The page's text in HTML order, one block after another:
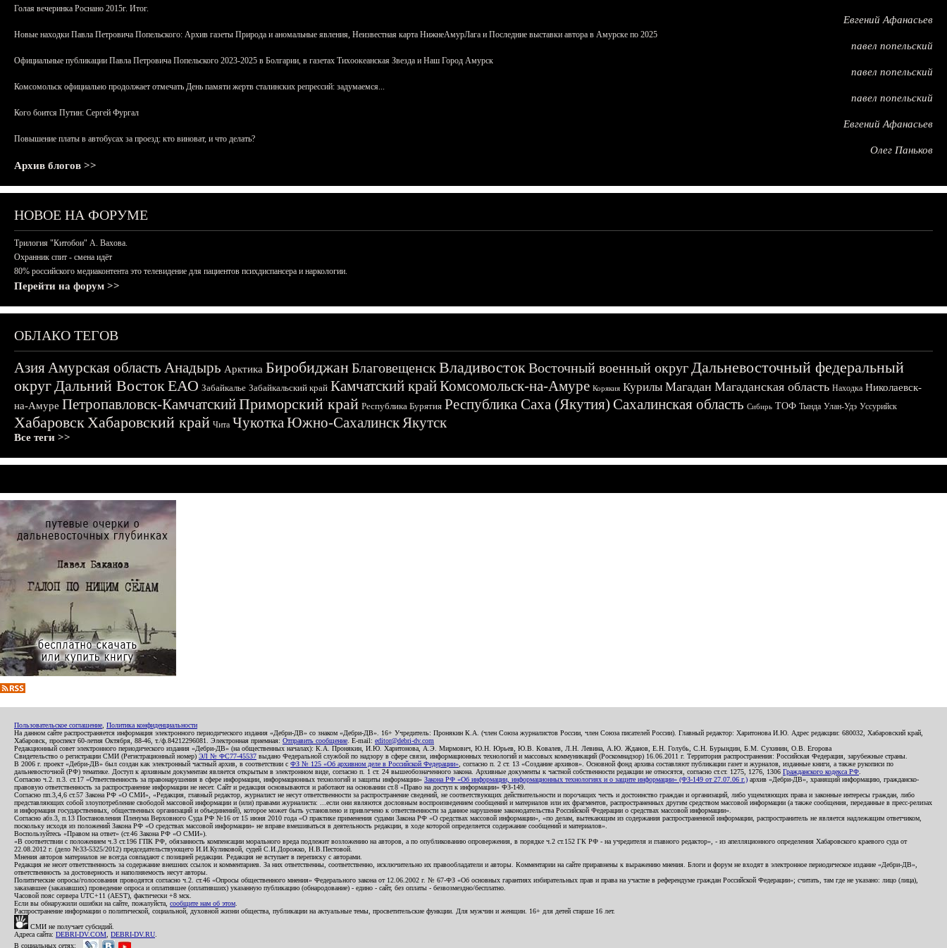
Голая вечеринка Роснано 2015г. Итог.
Евгений Афанасьев
Новые находки Павла Петровича Попельского: Архив газеты Природа и аномальные явления, Неизвестная карта НижнеАмурЛага и Последние выставки автора в Амурске по 2025
павел попельский
Официальные публикации Павла Петровича Попельского 2023-2025 в Болгарии, в газетах Тихоокеанская Звезда и Наш Город Амурск
павел попельский
Комсомольск официально продолжает отмечать День памяти жертв сталинских репрессий: задумаемся...
павел попельский
Кого боится Путин: Сергей Фургал
Евгений Афанасьев
Повышение платы в автобусах за проезд: кто виноват, и что делать?
Олег Паньков
Архив блогов >>
НОВОЕ НА ФОРУМЕ
Трилогия "Китобои" А. Вахова.
Охранник спит - смена идёт
80% российского медиаконтента это телевидение для пациентов психдиспансера и наркологии.
Перейти на форум >>
ОБЛАКО ТЕГОВ
АзияАмурская область Анадырь Арктика БиробиджанБлаговещенскВладивостокВосточный военный округДальневосточный федеральный
округДальний ВостокЕАО Забайкалье Забайкальский край Камчатский крайКомсомольск-на-Амуре Корякия Курилы Магадан Магаданская область Находка Николаевск-
на-Амуре Петропавловск-КамчатскийПриморский край Республика Бурятия Республика Саха (Якутия) Сахалинская область Сибирь ТОФ Тында Улан-Удэ Уссурийск
ХабаровскХабаровский край Чита ЧукоткаЮжно-СахалинскЯкутск
Все теги >>
Пользовательское соглашение Политика конфиденциальности
На данном сайте распространяется информация электронного периодического издания «Дебри-ДВ» со знаком «Дебри-ДВ». 16+ Учредитель: Пронякин К.А. (член Союза журналистов России, член Союза писателей России). Главный редактор: Харитонова И.Ю. Адрес редакции: 680032, Хабаровский край,
Хабаровск, проспект 60-летия Октября, 88-46, т./ф.84212296081. Электронная приемная: Отправить сообщение . E-mail: editor@debri-dv.com
Редакционный совет электронного периодического издания «Дебри-ДВ» (на общественных началах): К.А. Пронякин, И.Ю. Харитонова, А.Э. Мирмович, Ю.Н. Юрьев, Ю.В. Ковалев, Л.Н. Левина, А.Ю. Жданов, Е.Н. Голубь, С.Н. Бурындин, Б.М. Сухинин, О.В. Егорова
Свидетельство о регистрации СМИ (Регистрационный номер) ЭЛ № ФС77-45537 выдано Федеральной службой по надзору в сфере связи, информационных технологий и массовых коммуникаций (Роскомнадзор) 16.06.2011 г. Территория распространения: Российская Федерация, зарубежные страны.
В 2006 г. проект «Дебри-ДВ» был создан как электронный частный архив, в соответствии с ФЗ № 125 «Об архивном деле в Российской Федерации» , согласно п. 2 ст. 13 «Создание архивов». Основной фонд архива составляют публикации газет и журналов, изданные книги, а также рукописи по
дальневосточной (РФ) тематике. Доступ к архивным документам является открытым в электронном виде, согласно п. 1 ст. 24 вышеобозначенного закона. Архивные документы к частной собственности редакции не относятся, согласно ст.ст. 1275, 1276, 1306 Гражданского кодекса РФ
Согласно ч.2. п.3. ст.17 «Ответственность за правонарушения в сфере информации, информационных технологий и защиты информации» Закона РФ «Об информации, информационных технологиях и о защите информации» (ФЗ-149 от 27.07.06 г.) архив «Дебри-ДВ», хранящий информацию, гражданско-
правовую ответственность за распространение информации не несет. Сайт и редакция основываются и работают на основании ст.8 «Право на доступ к информации» ФЗ-149.
Согласно пп.3,4,6 ст.57 Закона РФ «О СМИ», «Редакция, главный редактор, журналист не несут ответственности за распространение сведений, не соответствующих действительности и порочащих честь и достоинство граждан и организаций, либо ущемляющих права и законные интересы граждан, либо
представляющих собой злоупотребление свободой массовой информации и (или) правами журналиста: ...если они являются дословным воспроизведением сообщений и материалов или их фрагментов, распространенных другим средством массовой информации (а также сообщения, переданные в пресс-релизах
и информация государственных, общественных организаций и объединений), которое может быть установлено и привлечено к ответственности за данное нарушение законодательства Российской Федерации о средствах массовой информации».
Согласно абз.3, п.13 Постановления Пленума Верховного Суда РФ №16 от 15 июня 2010 года «О практике применения судами Закона РФ «О средствах массовой информации», «по делам, вытекающим из содержания распространенной информации, распространитель не является надлежащим ответчиком,
поскольку исходя из положений Закона РФ «О средствах массовой информации» не вправе вмешиваться в деятельность редакции, в ходе которой определяется содержание сообщений и материалов».
Воспользуйтесь «Правом на ответ» (ст.46 Закона РФ «О СМИ»).
«В соответствии с положением ч.3 ст.196 ГПК РФ, обязанность компенсации морального вреда подлежит возложению на авторов, а по опубликованию опровержения, в порядке ч.2 ст.152 ГК РФ - на учредителя и главного редактор», - из апелляционного определения Хабаровского краевого суда от
22.08.2012 г. (дело №33-5325/2012) председательствующего И.И.Куликовой, судей С.И.Дорожко, Н.В.Пестовой.
Мнения авторов материалов не всегда совпадают с позицией редакции. Редакция не вступает в переписку с авторами.
Редакция не несет ответственность за содержание внешних ссылок и комментариев. За них ответственны, соответственно, исключительно их правообладатели и авторы. Комментарии на сайте приравнены к выражению мнения. Блоги и форум не входят в электронное периодическое издание «Дебри-ДВ»,
ответственность за достоверность и наполняемость несут авторы.
Политические опросы/голосования проводятся согласно ч.2. ст.46 «Опросы общественного мнения» Федерального закона от 12.06.2002 г. № 67-ФЗ «Об основных гарантиях избирательных прав и права на участие в референдуме граждан Российской Федерации»; считать, там где не указано: лицо (лица),
заказавшее (заказавших) проведение опроса и оплатившее (оплативших) указанную публикацию (обнародование) - едино - сайт, без оплаты - безвозмездно/бесплатно.
Часовой пояс сервера UTC+11 (AEST), фактически +8 мск.
Если вы обнаружили ошибки на сайте, пожалуйста, сообщите нам об этом
Распространение информации о политической, социальной, духовной жизни общества, публикации на актуальные темы, просветительские функции. Для мужчин и женщин. 16+ для детей старше 16 лет.
СМИ не получает субсидий.
Адреса сайта: DEBRI-DV.COM DEBRI-DV.RU
В социальных сетях: